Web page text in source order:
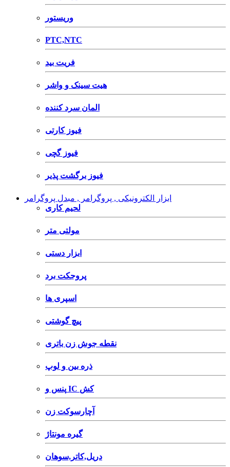
وریستور
PTC,NTC
فریت بید
هیت سینک و واشر
المان سرد کننده
فیوز کارتی
فیوز گچی
فیوز برگشت پذیر
ابزار الکترونیکی , پروگرامر , مبدل پروگرامر
لحیم کاری
مولتی متر
ابزار دستی
پروجکت برد
اسپری ها
پیچ گوشتی
نقطه جوش زن باتری
ذره بین و لوپ
پنس و IC کش
آچارسوکت زن
گیره مونتاژ
دریل,کاتر,سوهان